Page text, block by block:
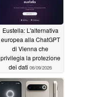
Eustella: L'alternativa
europea alla ChatGPT
di Vienna che
privilegia la protezione
dei dati 06/09/2026